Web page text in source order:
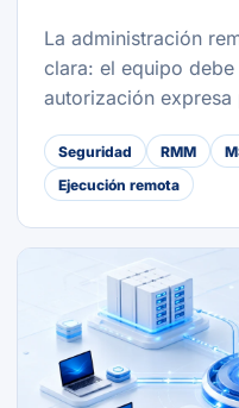
La administración
clara: el equipo
autorización
Seguridad RMM
Ejecución remota